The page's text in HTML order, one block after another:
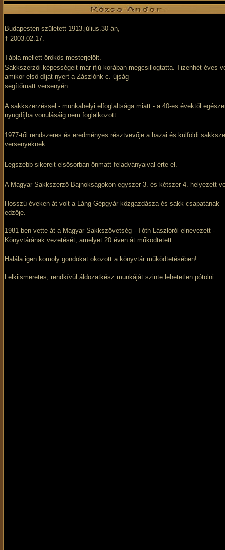
Budapesten született 1913.július.30-án,
† 2003.02.17.
Tábla mellett örökös mesterjelölt.
Sakkszerzői képességeit már ifjú korában megcsillogtatta. Tizenhét éves
amikor első díjat nyert a Zászlónk c. újság
segítőmatt versenyén.
A sakkszerzéssel - munkahelyi elfoglaltsága miatt - a 40-es évektől
nyugdíjba vonulásáig nem foglalkozott.
1977-től rendszeres és eredményes résztvevője a hazai és külföldi
versenyeknek.
Legszebb sikereit elsősorban önmatt feladványaival érte el.
A Magyar Sakkszerző Bajnokságokon egyszer 3. és kétszer 4. helyezett
Hosszú éveken át volt a Láng Gépgyár közgazdásza és sakk csapatának
edzője.
1981-ben vette át a Magyar Sakkszövetség - Tóth Lászlóról elnevezett -
Könyvtárának vezetését, amelyet 20 éven át működtetett.
Halála igen komoly gondokat okozott a könyvtár működtetésében!
Lelkiismeretes, rendkívül áldozatkész munkáját szinte lehetetlen pótolni...